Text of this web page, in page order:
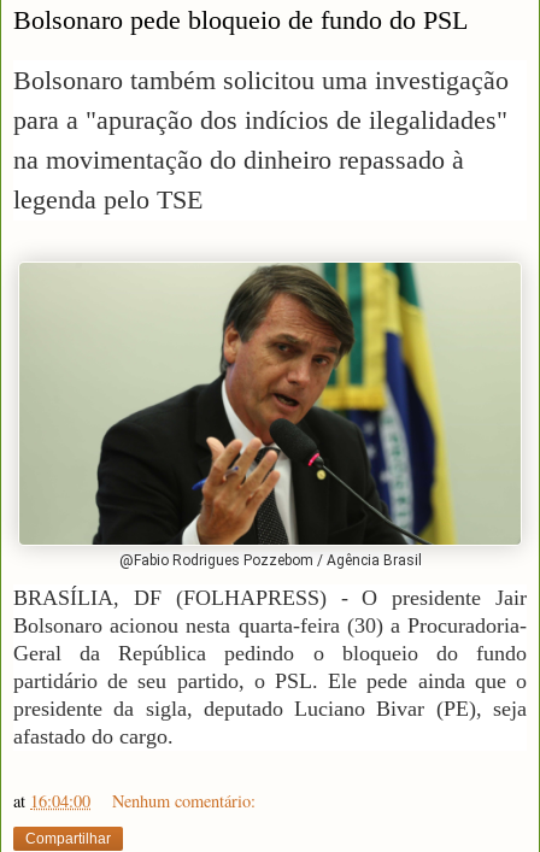
Bolsonaro pede bloqueio de fundo do PSL
Bolsonaro também solicitou uma investigação
para a "apuração dos indícios de ilegalidades"
na movimentação do dinheiro repassado à
legenda pelo TSE
@Fabio Rodrigues Pozzebom / Agência Brasil
BRASÍLIA, DF (FOLHAPRESS) - O presidente Jair
Bolsonaro acionou nesta quarta-feira (30) a Procuradoria-
Geral da República pedindo o bloqueio do fundo
partidário de seu partido, o PSL. Ele pede ainda que o
presidente da sigla, deputado Luciano Bivar (PE), seja
afastado do cargo.
at 16:04:00 Nenhum comentário:
Compartilhar